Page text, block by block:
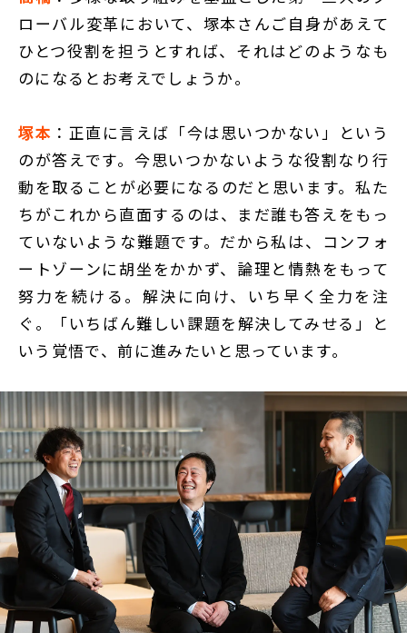
ローバル変革において、塚本さんご自身があえて
ひとつ役割を担うとすれば、それはどのようなも
のになるとお考えでしょうか。
塚本 ：正直に言えば「今は思いつかない」という
のが答えです。今思いつかないような役割なり行
動を取ることが必要になるのだと思います。私た
ちがこれから直面するのは、まだ誰も答えをもっ
ていないような難題です。だから私は、コンフォ
ートゾーンに胡坐をかかず、論理と情熱をもって
努力を続ける。解決に向け、いち早く全力を注
ぐ。「いちばん難しい課題を解決してみせる」と
いう覚悟で、前に進みたいと思っています。